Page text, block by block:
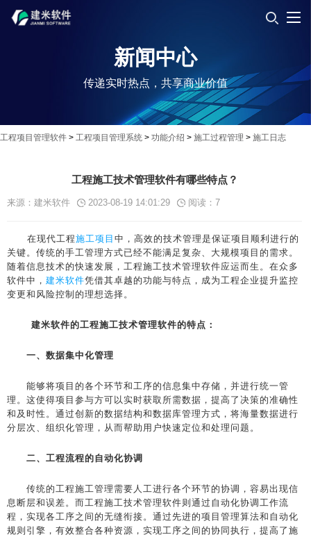
新闻中心
传递实时热点，共享商业价值
工程项目管理软件 > 工程项目管理系统 > 功能介绍 > 施工过程管理 > 施工日志
工程施工技术管理软件有哪些特点？
来源：建米软件 2023-08-19 14:01:29 阅读： 7
在现代工程施工项目 中，高效的技术管理是保证项目顺利进行的
关键。传统的手工管理方式已经不能满足复杂、大规模项目的需求。
随着信息技术的快速发展，工程施工技术管理软件应运而生。在众多
软件中， 建米软件凭借其卓越的功能与特点，成为工程企业提升监控
变更和风险控制的理想选择。
建米软件的工程施工技术管理软件的特点：
一、数据集中化管理
能够将项目的各个环节和工序的信息集中存储，并进行统一管
理。这使得项目参与方可以实时获取所需数据，提高了决策的准确性
和及时性。通过创新的数据结构和数据库管理方式，将海量数据进行
分层次、组织化管理，从而帮助用户快速定位和处理问题。
二、工程流程的自动化协调
传统的工程施工管理需要人工进行各个环节的协调，容易出现信
息断层和误差。而工程施工技术管理软件则通过自动化协调工作流
程，实现各工序之间的无缝衔接。通过先进的项目管理算法和自动化
规则引擎，有效整合各种资源，实现工序之间的协同执行，提高了施